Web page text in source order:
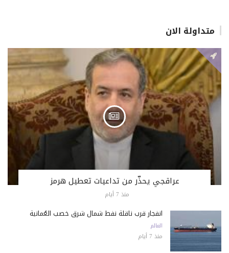
متداولة الان
عراقجي يحذّر من تداعيات تعطيل هرمز
منذ 7 أيام
انفجار قرب ناقلة نفط شمال شرق خصب العُمانية
العالم
منذ 7 أيام